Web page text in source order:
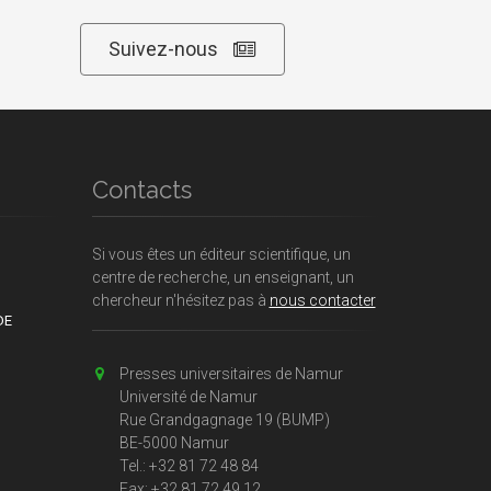
Suivez-nous
Contacts
Si vous êtes un éditeur scientifique, un
centre de recherche, un enseignant, un
chercheur n'hésitez pas à nous contacter
Presses universitaires de Namur
Université de Namur
Rue Grandgagnage 19 (BUMP)
BE-5000 Namur
Tel.: +32 81 72 48 84